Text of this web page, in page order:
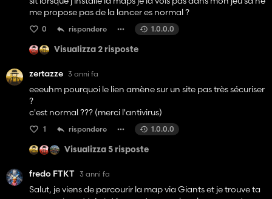
me propose pas de la lancer es normal ?
0 rispondere 1.0.0.0
Visualizza 2 risposte
zertazze 3 anni fa
eeeuhm pourquoi le lien amène sur un site pas très sécuriser
?
c'est normal ??? (merci l'antivirus)
1 rispondere 1.0.0.0
Visualizza 5 risposte
fredo FTKT 3 anni fa
Salut, je viens de parcourir la map via Giants et je trouve ta